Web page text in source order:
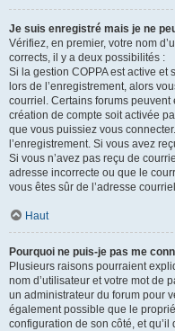
Je suis enregistré mais je ne
Vérifiez, en premier, votre nom
corrects, il y a deux possibilités :
Si la gestion COPPA est active
lors de l’enregistrement, alors
courriel. Certains forums
création de compte soit activée
que vous puissiez vous
l’enregistrement. Si vous avez
Si vous n’avez pas reçu de
adresse incorrecte ou que le
vous êtes sûr de l’adresse
Haut
Pourquoi ne puis-je pas me
Plusieurs raisons pourraient
nom d’utilisateur et votre mot de
un administrateur du forum pour
également possible que le
configuration de son côté, et qu’il